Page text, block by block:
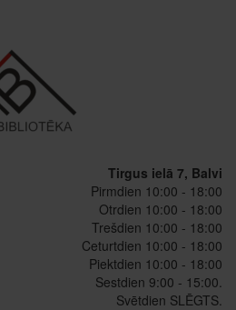
Tirgus ielā 7, Balvi
Pirmdien 10:00 - 18:00
Otrdien 10:00 - 18:00
Trešdien 10:00 - 18:00
Ceturtdien 10:00 - 18:00
Piektdien 10:00 - 18:00
Sestdien 9:00 - 15:00.
Svētdien SLĒGTS.